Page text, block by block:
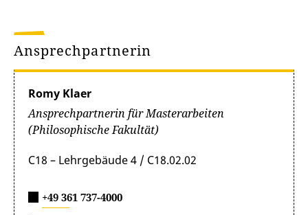
Ansprechpartnerin
Romy Klaer
Ansprechpartnerin für Masterarbeiten
(Philosophische Fakultät)
C18 – Lehrgebäude 4 / C18.02.02
+49 361 737-4000